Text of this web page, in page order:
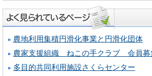
農地利用集積円滑化事業と円滑化団体
農家支援組織 ねこの手クラブ 会員募
多目的共同利用施設さくらセンター